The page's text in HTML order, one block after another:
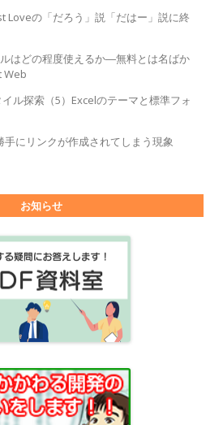
Loveの「だろう」説「だはー」説に終
はどの程度使えるか―無料とは名ばか
Web
ル探索（5）Excelのテーマと標準フォ
手にリンクが作成されてしまう現象
お知らせ